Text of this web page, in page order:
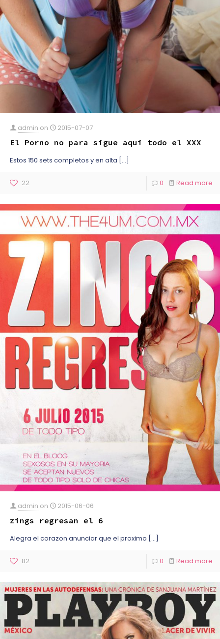
admin on 2015-07-07
El Porno no para sigue aqui todo el XXX
Estos 150 sets completos y en alta […]
22 0 Read more
admin on 2015-06-06
zings regresan el 6
Alegra el corazon anunciar que el proximo […]
82 0 Read more